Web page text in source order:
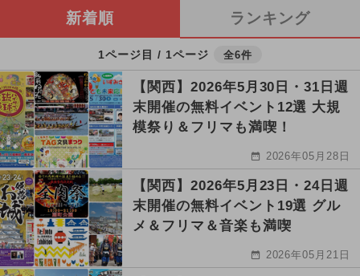
新着順 ランキング
1ページ目 / 1ページ 全6件
【関西】2026年5月30日・31日週
末開催の無料イベント12選 大規
模祭り＆フリマも満喫！
2026年05月28日
【関西】2026年5月23日・24日週
末開催の無料イベント19選 グル
メ＆フリマ＆音楽も満喫
2026年05月21日